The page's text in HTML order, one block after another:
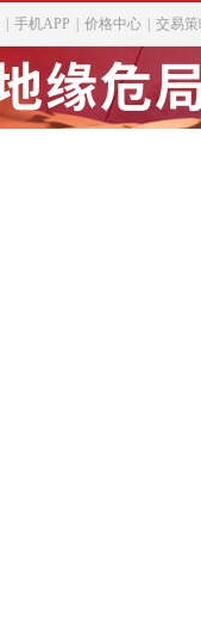
手机APP 价格中心 交易